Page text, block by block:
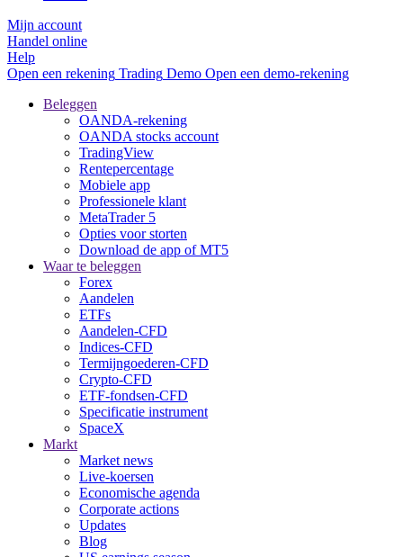
Mijn account
Handel online
Help
Open een rekening Trading Demo Open een demo-rekening
Beleggen
OANDA-rekening
OANDA stocks account
TradingView
Rentepercentage
Mobiele app
Professionele klant
MetaTrader 5
Opties voor storten
Download de app of MT5
Waar te beleggen
Forex
Aandelen
ETFs
Aandelen-CFD
Indices-CFD
Termijngoederen-CFD
Crypto-CFD
ETF-fondsen-CFD
Specificatie instrument
SpaceX
Markt
Market news
Live-koersen
Economische agenda
Corporate actions
Updates
Blog